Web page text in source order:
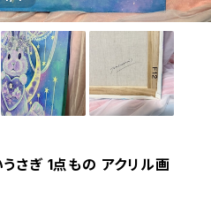
うさぎ 1点もの アクリル画